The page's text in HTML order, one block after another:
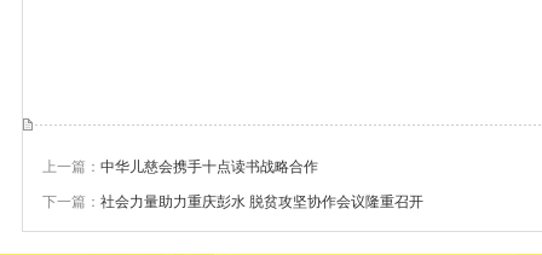
上一篇： 中华儿慈会携手十点读书战略合作
下一篇： 社会力量助力重庆彭水 脱贫攻坚协作会议隆重召开